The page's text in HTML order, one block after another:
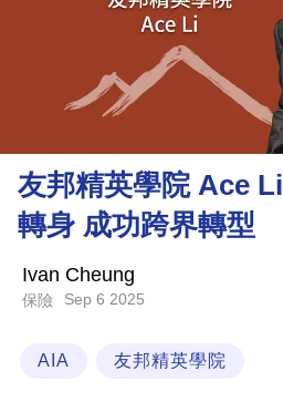
投
樓
理
財
商
科
友邦精英學院 Ace
轉身 成功跨界轉型
Ivan Cheung
保險 Sep 6 2025
AIA 友邦精英學院